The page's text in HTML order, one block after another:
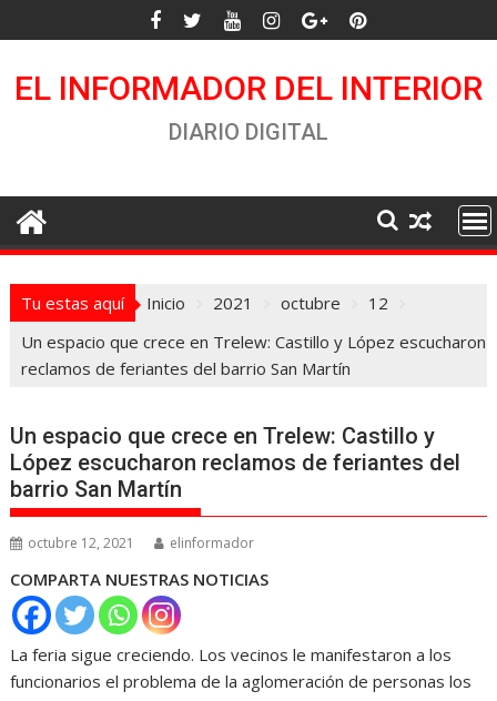
al
EL INFORMADOR DEL INTERIOR
DIARIO DIGITAL
Tu estas aquí Inicio 2021 octubre
12
Un espacio que crece en Trelew: Castillo y López escucharon
reclamos de feriantes del barrio San Martín
Un espacio que crece en Trelew: Castillo y
López escucharon reclamos de feriantes del
barrio San Martín
octubre 12, 2021 elinformador
COMPARTA NUESTRAS NOTICIAS
La feria sigue creciendo. Los vecinos le manifestaron a los
funcionarios el problema de la aglomeración de personas los